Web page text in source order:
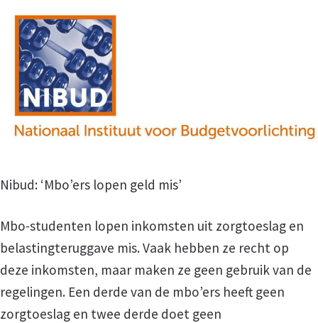
Nibud: ‘Mbo’ers lopen geld mis’
Mbo-studenten lopen inkomsten uit zorgtoeslag en
belastingteruggave mis. Vaak hebben ze recht op
deze inkomsten, maar maken ze geen gebruik van de
regelingen. Een derde van de mbo’ers heeft geen
zorgtoeslag en twee derde doet geen